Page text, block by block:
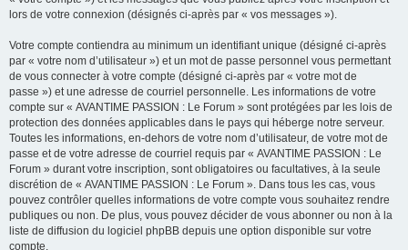
lors de votre connexion (désignés ci-après par « vos messages »).
Votre compte contiendra au minimum un identifiant unique (désigné ci-après
par « votre nom d’utilisateur ») et un mot de passe personnel vous permettant
de vous connecter à votre compte (désigné ci-après par « votre mot de
passe ») et une adresse de courriel personnelle. Les informations de votre
compte sur « AVANTIME PASSION : Le Forum » sont protégées par les lois de
protection des données applicables dans le pays qui héberge notre serveur.
Toutes les informations, en-dehors de votre nom d’utilisateur, de votre mot de
passe et de votre adresse de courriel requis par « AVANTIME PASSION : Le
Forum » durant votre inscription, sont obligatoires ou facultatives, à la seule
discrétion de « AVANTIME PASSION : Le Forum ». Dans tous les cas, vous
pouvez contrôler quelles informations de votre compte vous souhaitez rendre
publiques ou non. De plus, vous pouvez décider de vous abonner ou non à la
liste de diffusion du logiciel phpBB depuis une option disponible sur votre
compte.